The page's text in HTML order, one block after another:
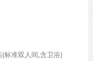
标准双人间,含卫浴)